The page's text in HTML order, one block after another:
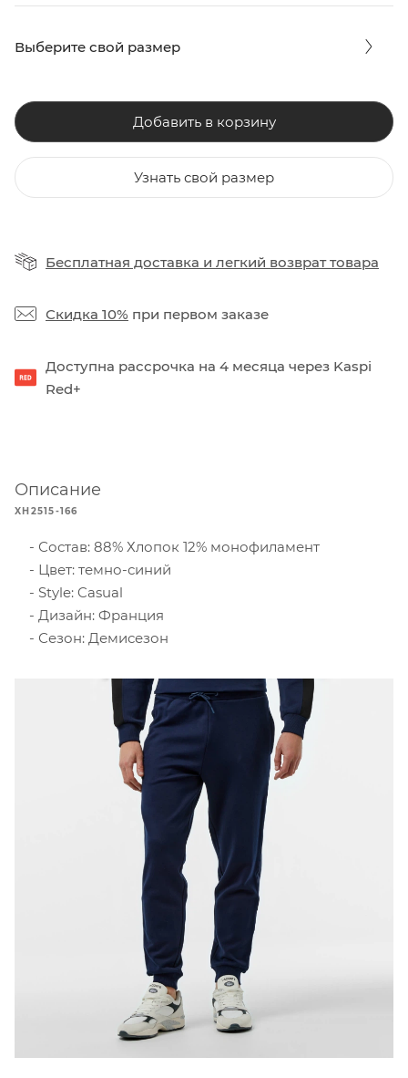
Выберите свой размер
Добавить в корзину
Узнать свой размер
Бесплатная доставка и легкий возврат товара
Скидка 10% при первом заказе
Доступна рассрочка на 4 месяца через Kaspi
Red+
Описание
XH2515-166
Состав: 88% Хлопок 12% монофиламент
Цвет: темно-синий
Style: Casual
Дизайн: Франция
Сезон: Демисезон